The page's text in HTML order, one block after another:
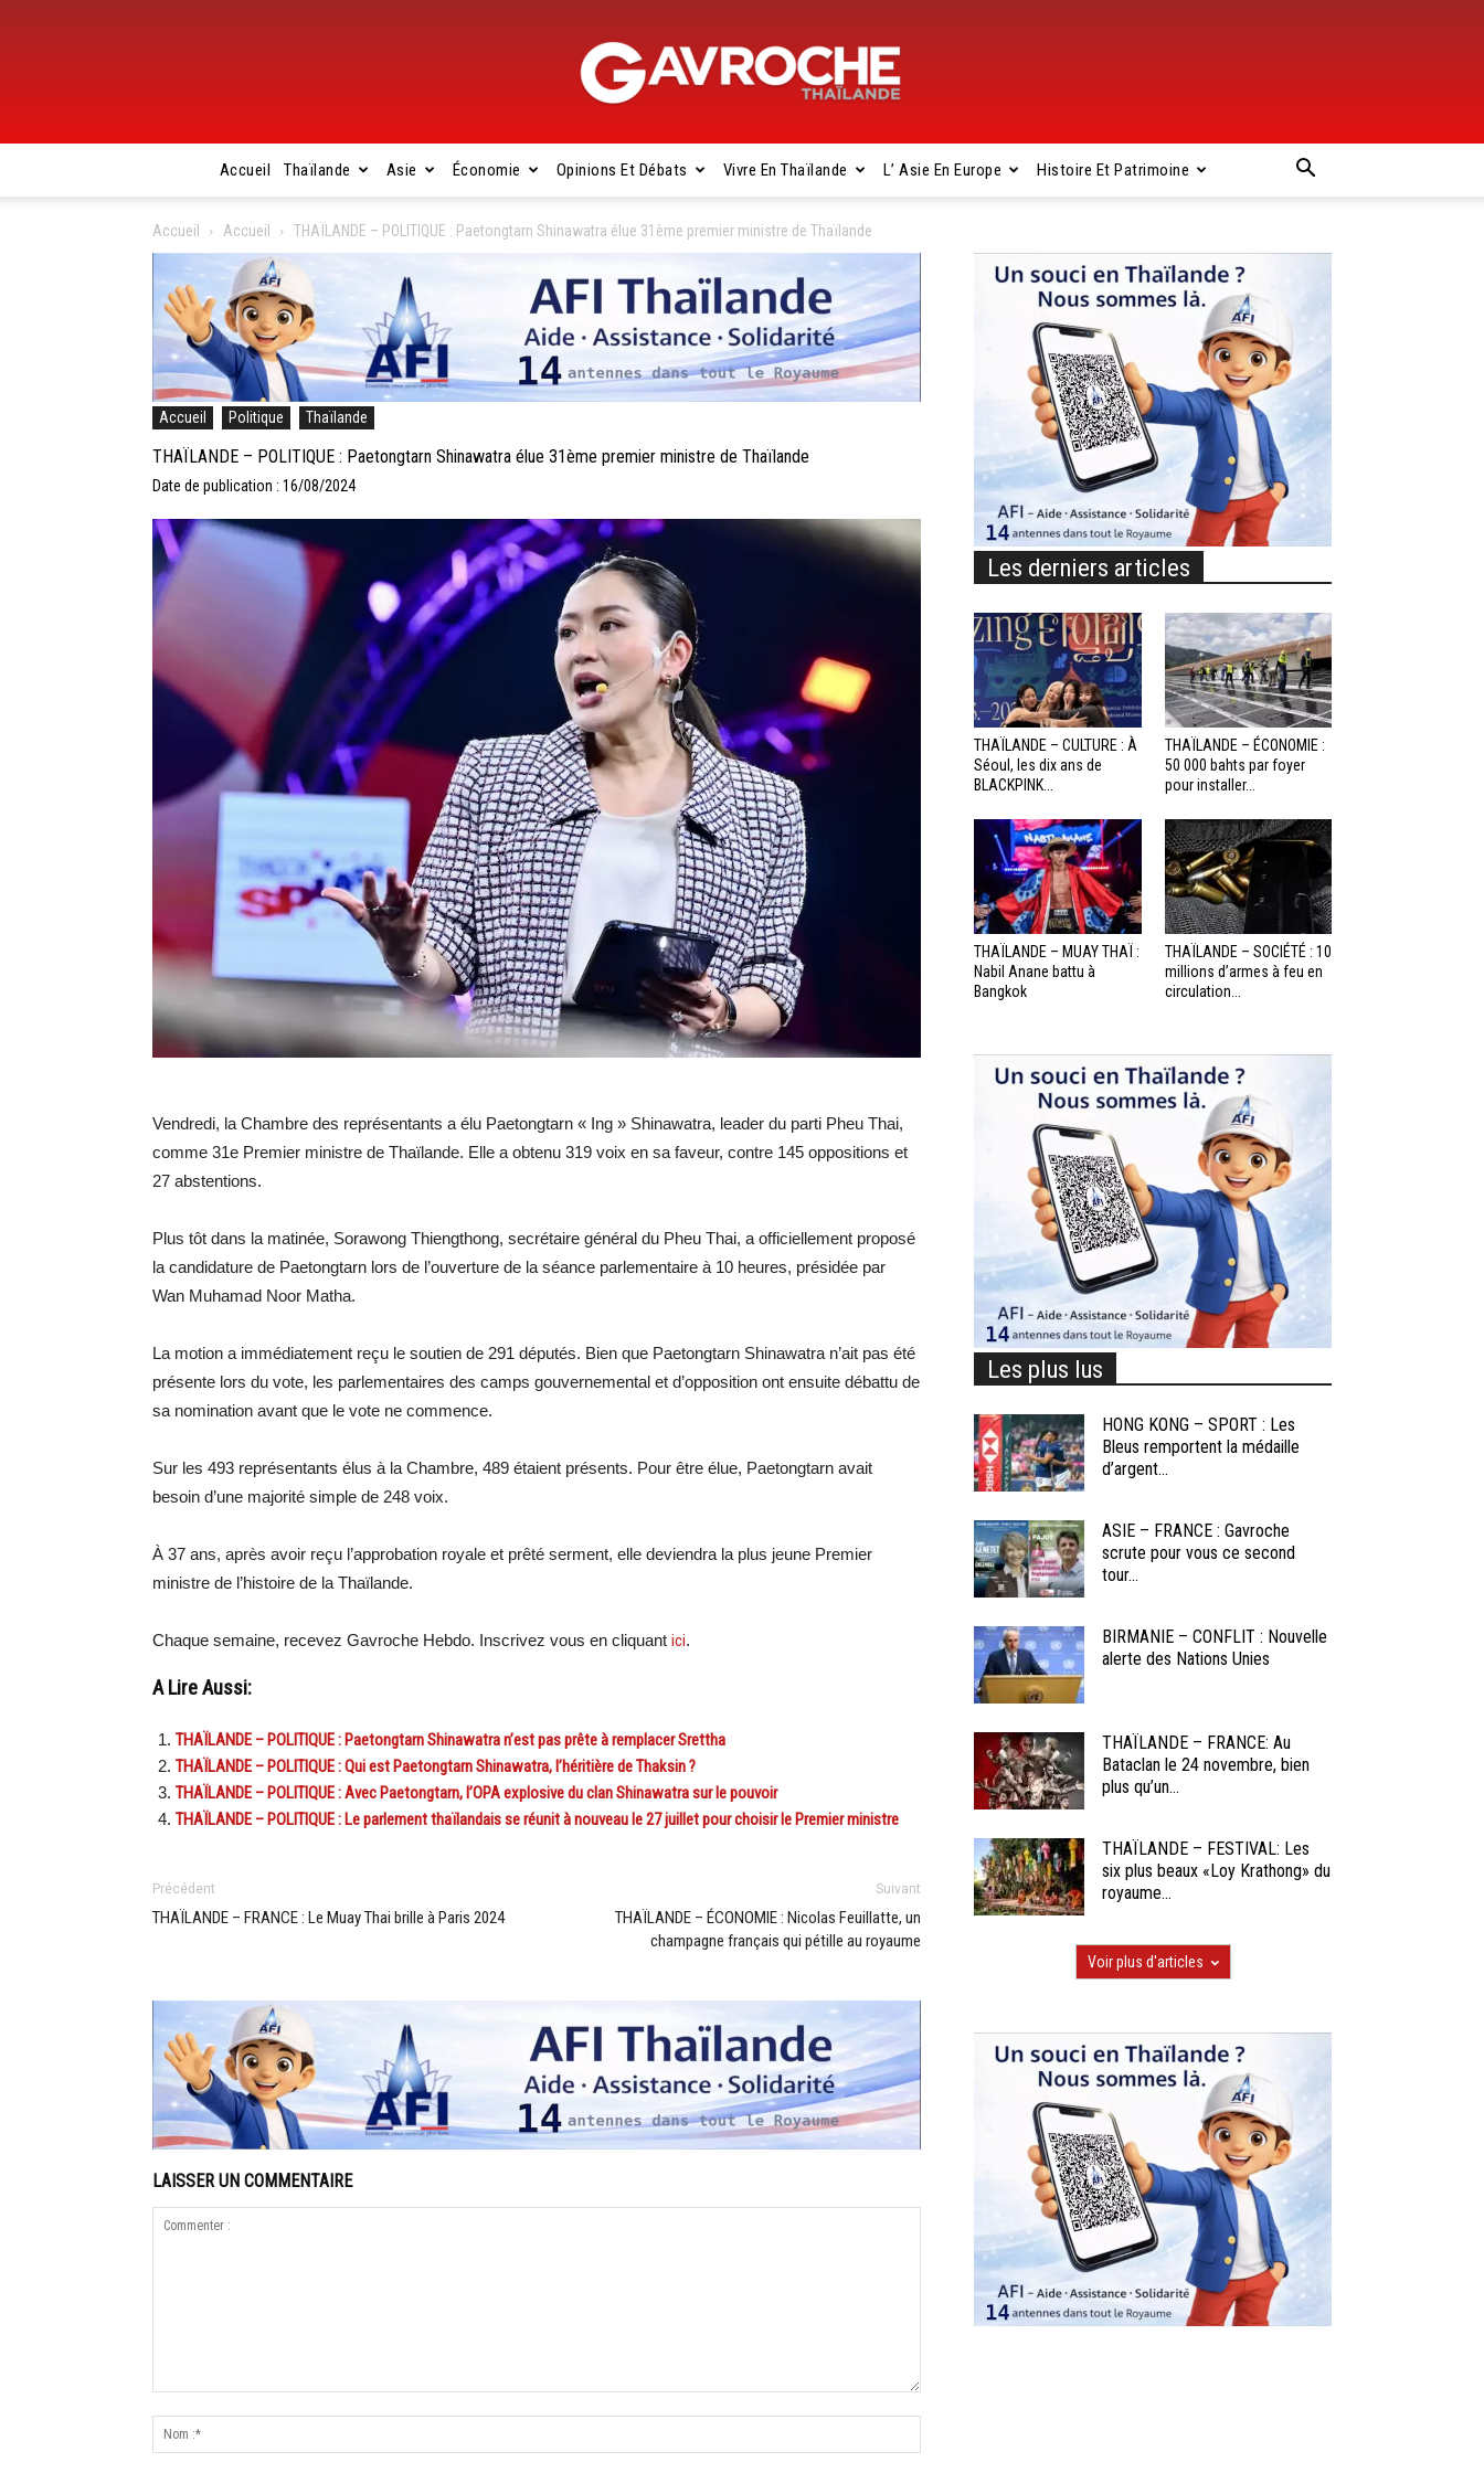
Gavroche
Thaïlande
Accueil Thaïlande Asie Économie Opinions Et Débats Vivre En Thaïlande L’ Asie En Europe Histoire Et Patrimoine
Accueil Accueil THAÏLANDE – POLITIQUE : Paetongtarn Shinawatra élue 31ème premier ministre de Thaïlande
Accueil Politique Thaïlande
THAÏLANDE – POLITIQUE : Paetongtarn Shinawatra élue 31ème premier ministre de Thaïlande
Date de publication : 16/08/2024
Vendredi, la Chambre des représentants a élu Paetongtarn « Ing » Shinawatra, leader du parti Pheu Thai,
comme 31e Premier ministre de Thaïlande. Elle a obtenu 319 voix en sa faveur, contre 145 oppositions et
27 abstentions.
Plus tôt dans la matinée, Sorawong Thiengthong, secrétaire général du Pheu Thai, a officiellement proposé
la candidature de Paetongtarn lors de l’ouverture de la séance parlementaire à 10 heures, présidée par
Wan Muhamad Noor Matha.
La motion a immédiatement reçu le soutien de 291 députés. Bien que Paetongtarn Shinawatra n’ait pas été
présente lors du vote, les parlementaires des camps gouvernemental et d’opposition ont ensuite débattu de
sa nomination avant que le vote ne commence.
Sur les 493 représentants élus à la Chambre, 489 étaient présents. Pour être élue, Paetongtarn avait
besoin d’une majorité simple de 248 voix.
À 37 ans, après avoir reçu l’approbation royale et prêté serment, elle deviendra la plus jeune Premier
ministre de l’histoire de la Thaïlande.
Chaque semaine, recevez Gavroche Hebdo. Inscrivez vous en cliquant ici.
A Lire Aussi:
THAÏLANDE – POLITIQUE : Paetongtarn Shinawatra n’est pas prête à remplacer Srettha
THAÏLANDE – POLITIQUE : Qui est Paetongtarn Shinawatra, l’héritière de Thaksin ?
THAÏLANDE – POLITIQUE : Avec Paetongtarn, l’OPA explosive du clan Shinawatra sur le pouvoir
THAÏLANDE – POLITIQUE : Le parlement thaïlandais se réunit à nouveau le 27 juillet pour choisir le Premier ministre
Précédent
THAÏLANDE – FRANCE : Le Muay Thai brille à Paris 2024
Suivant
THAÏLANDE – ÉCONOMIE : Nicolas Feuillatte, un
champagne français qui pétille au royaume
LAISSER UN COMMENTAIRE
Les derniers articles
THAÏLANDE – CULTURE : À
Séoul, les dix ans de
BLACKPINK...
THAÏLANDE – ÉCONOMIE :
50 000 bahts par foyer
pour installer...
THAÏLANDE – MUAY THAÏ :
Nabil Anane battu à
Bangkok
THAÏLANDE – SOCIÉTÉ : 10
millions d’armes à feu en
circulation...
Les plus lus
HONG KONG – SPORT : Les
Bleus remportent la médaille
d’argent...
ASIE – FRANCE : Gavroche
scrute pour vous ce second
tour...
BIRMANIE – CONFLIT : Nouvelle
alerte des Nations Unies
THAÏLANDE – FRANCE: Au
Bataclan le 24 novembre, bien
plus qu’un...
THAÏLANDE – FESTIVAL: Les
six plus beaux «Loy Krathong» du
royaume...
Voir plus d'articles